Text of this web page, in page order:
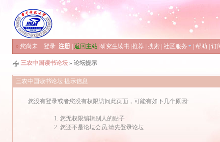
» 您尚未 登录 注册 返回主站 研究生读书 推荐 搜索 社区服务 帮助 订
三农中国读书论坛 » 论坛提示
三农中国读书论坛 提示信息
您没有登录或者您没有权限访问此页面，可能有如下几个原因:
您无权限编辑别人的贴子
您还不是论坛会员,请先登录论坛